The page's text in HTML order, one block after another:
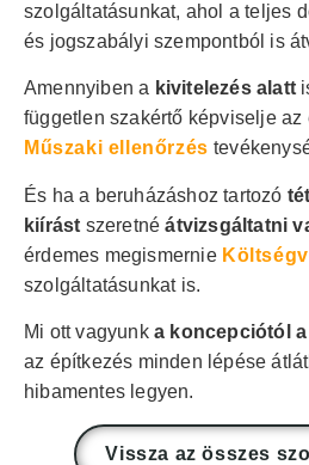
szolgáltatásunkat, ahol a teljes
és jogszabályi szempontból is
Amennyiben a kivitelezés alatt
független szakértő képviselje
Műszaki ellenőrzés
És ha a beruházáshoz tartozó
kiírást szeretnéátvizsgáltatni
érdemes megismernie
szolgáltatásunkat is.
Mi ott vagyunk a koncepciótól
az építkezés minden lépése
hibamentes legyen.
Vissza az összes